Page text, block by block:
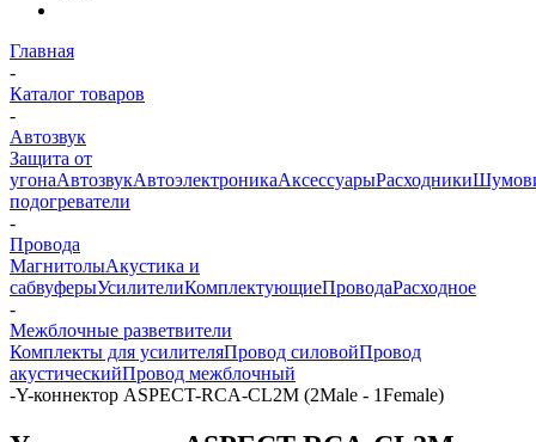
Главная
-
Каталог товаров
-
Автозвук
Защита от
угонаАвтозвукАвтоэлектроникаАксессуарыРасходники
подогреватели
-
Провода
МагнитолыАкустика и
сабвуферыУсилителиКомплектующиеПроводаРасходное
-
Межблочные разветвители
Комплекты для усилителяПровод силовойПровод
акустическийПровод межблочный
-Y-коннектор ASPECT-RCA-CL2M (2Male - 1Female)